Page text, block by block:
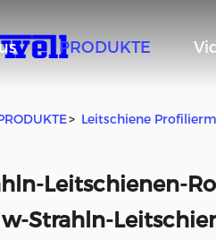
PRODUKTE
> Leitschiene
Leitschienen-
Strahln-